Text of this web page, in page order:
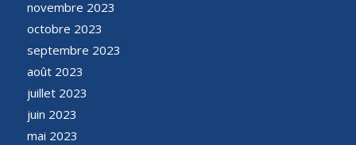
novembre 2023
octobre 2023
septembre 2023
août 2023
juillet 2023
juin 2023
mai 2023